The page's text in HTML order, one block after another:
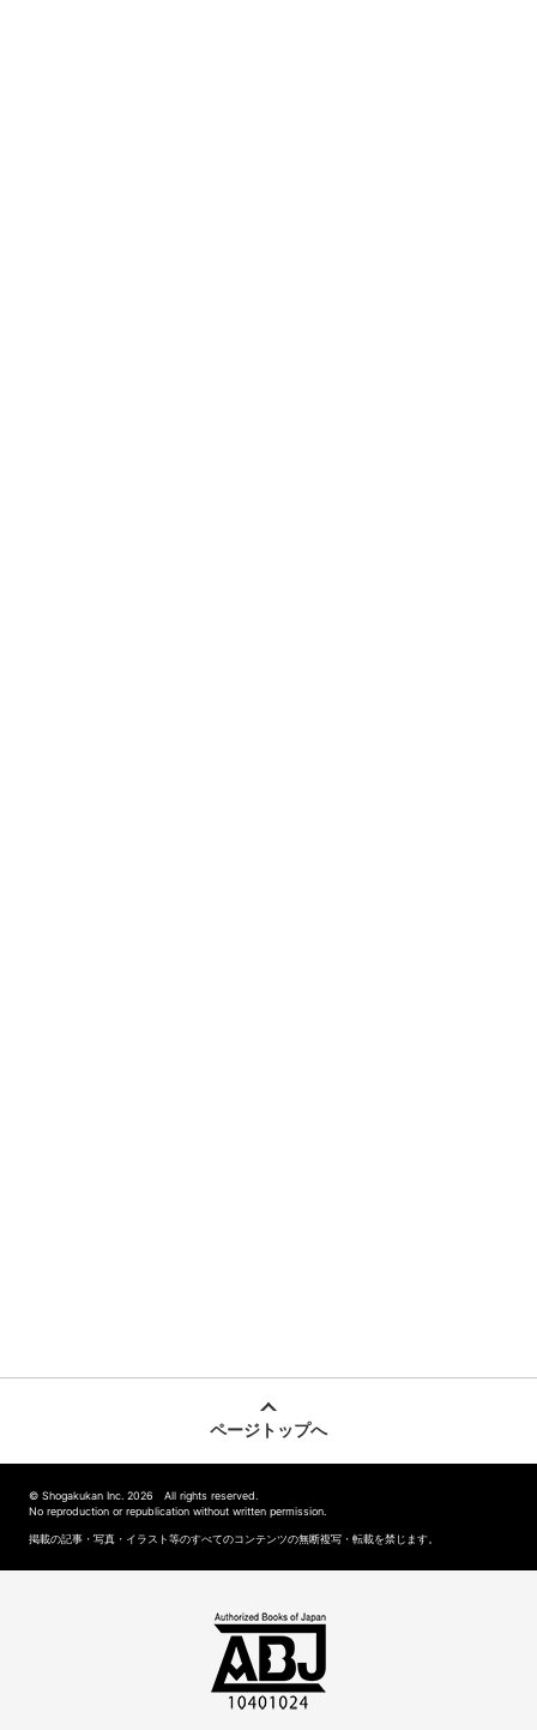
ページトップへ
© Shogakukan Inc. 2026 All rights reserved.
No reproduction or republication without written permission.
掲載の記事・写真・イラスト等のすべてのコンテンツの無断複写・転載を禁じます。